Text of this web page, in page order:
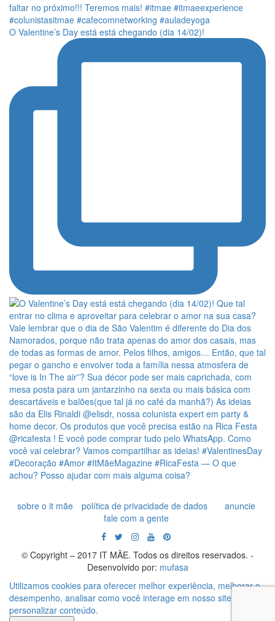
O Valentine’s Day está está chegando (dia 14/02)!
sobre o it mãe política de privacidade de dados
anuncie
fale com a gente
© Copyright – 2017 IT MÃE. Todos os direitos reservados. -
Desenvolvido por: mufasa
Utilizamos cookies para oferecer melhor experiência, melhorar o
desempenho, analisar como você interage em nosso site e
personalizar conteúdo.